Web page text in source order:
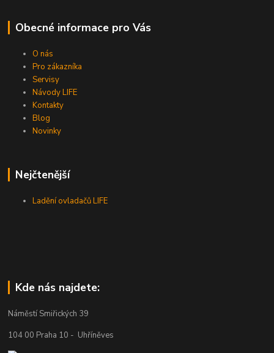
Obecné informace pro Vás
O nás
Pro zákazníka
Servisy
Návody LIFE
Kontakty
Blog
Novinky
Nejčtenější
Ladění ovladačů LIFE
Kde nás najdete:
Náměstí Smiřických 39
104 00 Praha 10 - Uhříněves